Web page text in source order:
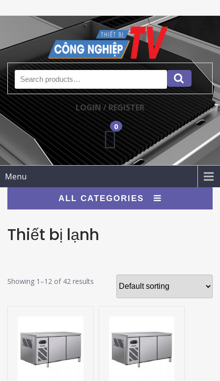
Search for:
LOGIN / REGISTER
0
Menu
ALL CATEGORIES
Thiết bị lạnh
Showing 1–12 of 42 results